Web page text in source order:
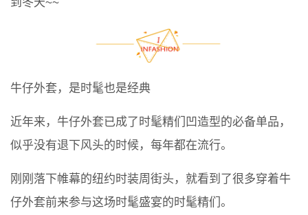
牛仔外套，是时髦也是经典
近年来，牛仔外套已成了时髦精们凹造型的必备单品，
似乎没有退下风头的时候，每年都在流行。
刚刚落下帷幕的纽约时装周街头，就看到了很多穿着牛
仔外套前来参与这场时髦盛宴的时髦精们。